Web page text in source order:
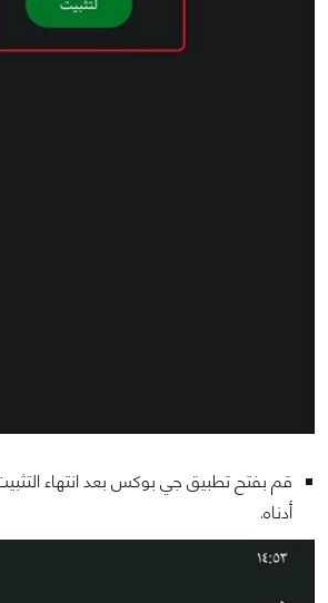
قم بفتح تطبيق جي بوكس بعد انتهاء
أدناه.